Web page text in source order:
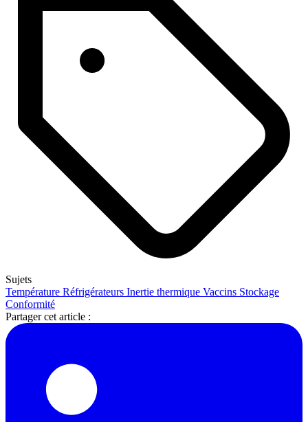
Sujets
Température Réfrigérateurs Inertie thermique Vaccins Stockage
Conformité
Partager cet article :